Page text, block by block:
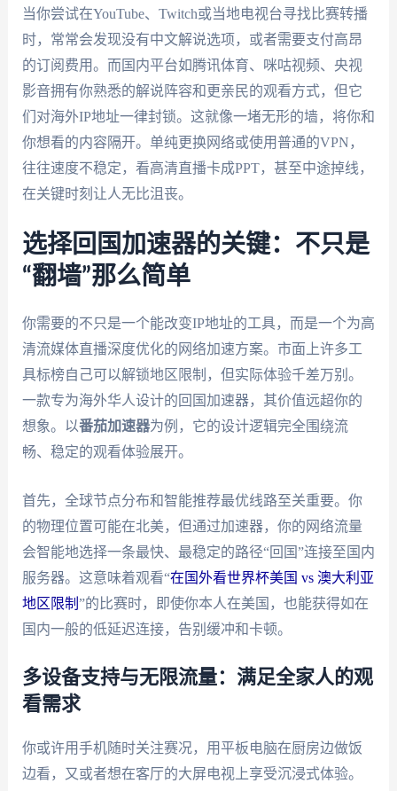
当你尝试在YouTube、Twitch或当地电视台寻找比赛转播
时，常常会发现没有中文解说选项，或者需要支付高昂
的订阅费用。而国内平台如腾讯体育、咪咕视频、央视
影音拥有你熟悉的解说阵容和更亲民的观看方式，但它
们对海外IP地址一律封锁。这就像一堵无形的墙，将你和
你想看的内容隔开。单纯更换网络或使用普通的VPN，
往往速度不稳定，看高清直播卡成PPT，甚至中途掉线，
在关键时刻让人无比沮丧。
选择回国加速器的关键：不只是
“翻墙”那么简单
你需要的不只是一个能改变IP地址的工具，而是一个为高
清流媒体直播深度优化的网络加速方案。市面上许多工
具标榜自己可以解锁地区限制，但实际体验千差万别。
一款专为海外华人设计的回国加速器，其价值远超你的
想象。以番茄加速器为例，它的设计逻辑完全围绕流
畅、稳定的观看体验展开。
首先，全球节点分布和智能推荐最优线路至关重要。你
的物理位置可能在北美，但通过加速器，你的网络流量
会智能地选择一条最快、最稳定的路径“回国”连接至国内
服务器。这意味着观看“在国外看世界杯美国 vs 澳大利亚
地区限制 ”的比赛时，即使你本人在美国，也能获得如在
国内一般的低延迟连接，告别缓冲和卡顿。
多设备支持与无限流量：满足全家人的观
看需求
你或许用手机随时关注赛况，用平板电脑在厨房边做饭
边看，又或者想在客厅的大屏电视上享受沉浸式体验。